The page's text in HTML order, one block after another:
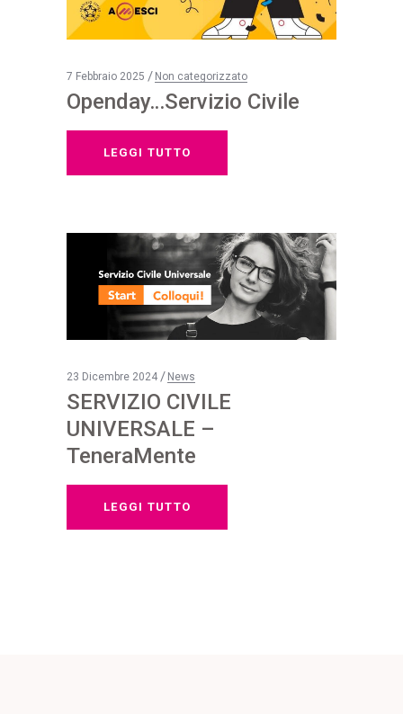
7 Febbraio 2025 Non categorizzato
Openday…Servizio Civile
LEGGI TUTTO
23 Dicembre 2024 News
SERVIZIO CIVILE
UNIVERSALE –
TeneraMente
LEGGI TUTTO